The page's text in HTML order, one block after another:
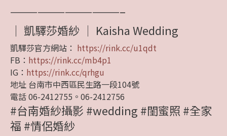
————————————–
｜ 凱驛莎婚紗 │ Kaisha Wedding
凱驛莎官方網站： https://rink.cc/u1qdt
FB： https://rink.cc/mb4p1
IG： https://rink.cc/qrhgu
地址 台南市中西區民生路一段104號
電話 06-2412755。06-2412756
#台南婚紗攝影 #wedding #閨蜜照 #全家
福 #情侶婚紗